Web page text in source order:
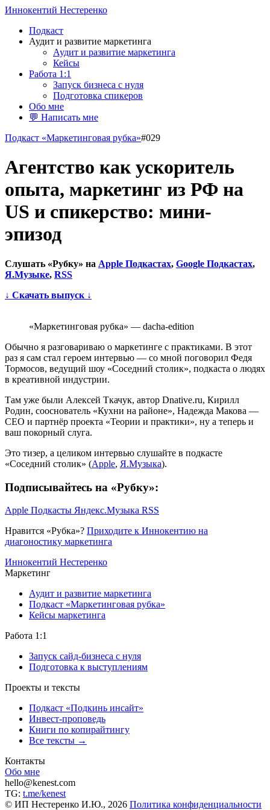
Иннокентий Нестеренко
Подкаст
Аудит и развитие маркетинга
Аудит и развитие маркетинга
Кейсы
Работа 1:1
Запуск бизнеса с нуля
Подготовка спикеров
Обо мне
💬 Написать мне
Подкаст «Маркетинговая рубка»#029
Агентство как ускоритель
опыта, маркетинг из РФ на
US и спикерство: мини-
эпизод
Слушать «Рубку» на Apple Подкастах, Google Подкастах,
Я.Музыке, RSS
↓ Скачать выпуск ↓
«Маркетинговая рубка» — dacha-edition
Обычно я разговариваю о маркетинге с практиками. В этот
раз я сам стал героем интервью — со мной поговорил Федя
Тормосов, ведущий шоу «Соседний столик», подкаста о людях
в креативной индустрии.
Там уже были Алексей Ткачук, автор Dnative.ru, Кирилл
Родин, сооснователь «Кухни на районе», Надежда Макова —
CEO и партнёр проекта «Теории и практики», ну а теперь и
ваш покорный слуга.
Это тизер, а целиком интервью слушайте в подкасте
«Соседний столик» (Apple, Я.Музыка).
Подписывайтесь на «Рубку»:
Apple Подкасты Яндекс.Музыка RSS
Нравится «Рубка»? Приходите к Иннокентию на
диагоностику маркетинга
Иннокентий Нестеренко
Маркетинг
Аудит и развитие маркетинга
Подкаст «Маркетинговая рубка»
Кейсы маркетинга
Работа 1:1
Запуск сайд-бизнеса с нуля
Подготовка к выступлениям
Проекты и тексты
Подкаст «Подкинь инсайт»
Инвест-проповедь
Книги по копирайтингу
Все тексты →
Контакты
Обо мне
hello@kenest.com
TG: t.me/kenest
© ИП Нестеренко И.Ю., 2026 Политика конфиденциальности